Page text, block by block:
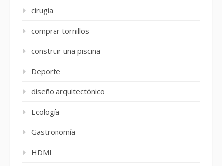
cirugía
comprar tornillos
construir una piscina
Deporte
diseño arquitectónico
Ecología
Gastronomía
HDMI